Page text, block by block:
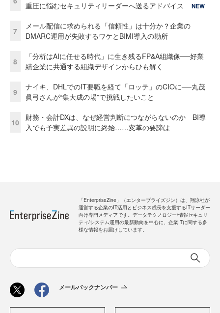
重圧に悩むセキュリティリーダーへ送るアドバイス
NEW
7
メール配信に求められる「信頼性」は十分か？企業の
DMARC運用が失敗するワケとBIMI導入の勘所
8
「分析はAIに任せる時代」に生き残るFP&A組織像──好業
績企業に共通する組織デザインからひも解く
9
ナイキ、DHLでのIT要職を経て「ロッテ」のCIOに──丸茂
眞弓さんが“集大成の場”で挑戦したいこと
10
財務・会計DXは、なぜ経営判断につながらないのか BI導
入でも予実差異の説明に終始……変革の要諦は
「EnterpriseZine」（エンタープライズジン）は、翔泳社が
運営する企業のIT活用とビジネス成長を支援するITリーダー
向け専門メディアです。データテクノロジー/情報セキュリ
ティ/システム運用の最新動向を中心に、企業ITに関する多
様な情報をお届けしています。
メールバックナンバー